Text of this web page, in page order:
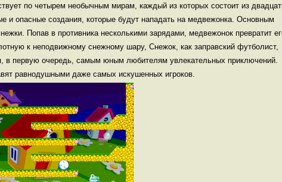
по четырем необычным мирам, каждый из которых состоит из
и опасные создания, которые будут нападать на медвежонка. Основным
Попав в противника несколькими зарядами, медвежонок превратит
к неподвижному снежному шару, Снежок, как заправский футболист,
в первую очередь, самым юным любителям увлекательных приключений.
равнодушными даже самых искушенных игроков.